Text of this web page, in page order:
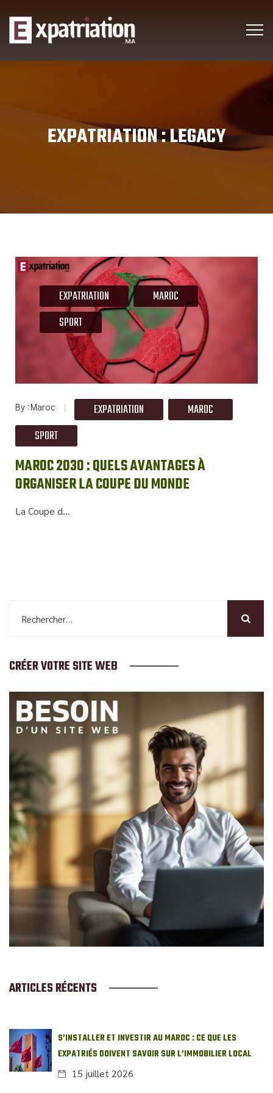
EXPATRIATION :LEGACY
EXPATRIATION
MAROC
SPORT
By Maroc EXPATRIATION
MAROC
SPORT
MAROC 2030 : QUELS AVANTAGES À
ORGANISER LA COUPE DU MONDE
La Coupe d...
CRÉER VOTRE SITE WEB
ARTICLES RÉCENTS
S’INSTALLER ET INVESTIR AU MAROC : CE QUE LES
EXPATRIÉS DOIVENT SAVOIR SUR L’IMMOBILIER LOCAL
15 juillet 2026